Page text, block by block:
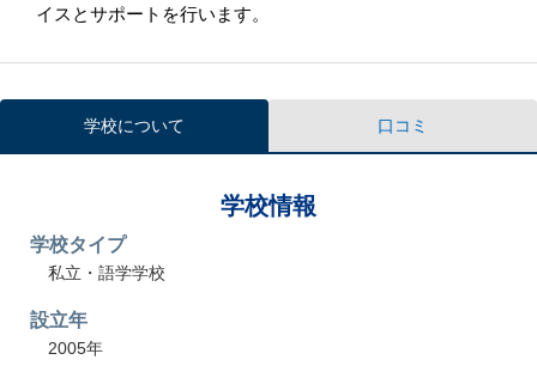
イスとサポートを行います。
学校について 口コミ
学校情報
学校タイプ
私立・語学学校
設立年
2005年